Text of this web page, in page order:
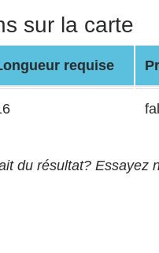
sur la carte
requise
du résultat? Essayez